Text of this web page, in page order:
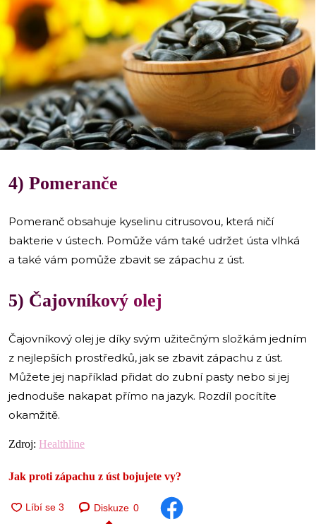
i
4) Pomeranče
Pomeranč obsahuje kyselinu citrusovou, která ničí
bakterie v ústech. Pomůže vám také udržet ústa vlhká
a také vám pomůže zbavit se zápachu z úst.
5) Čajovníkový olej
Čajovníkový olej je díky svým užitečným složkám jedním
z nejlepších prostředků, jak se zbavit zápachu z úst.
Můžete jej například přidat do zubní pasty nebo si jej
jednoduše nakapat přímo na jazyk. Rozdíl pocítíte
okamžitě.
Zdroj: Healthline
Jak proti zápachu z úst bojujete vy?
Diskuze 0